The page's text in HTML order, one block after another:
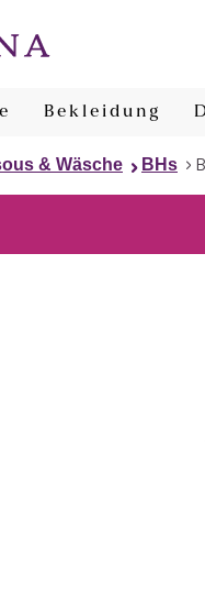
Bekleidung
& Wäsche BHs